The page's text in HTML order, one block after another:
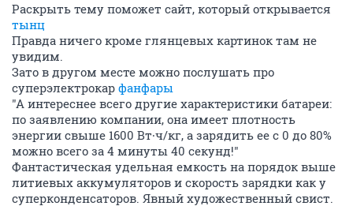
Раскрыть тему поможет сайт, который открывается
тынц
Правда ничего кроме глянцевых картинок там не
увидим.
Зато в другом месте можно послушать про
суперэлектрокар фанфары
"А интереснее всего другие характеристики батареи:
по заявлению компании, она имеет плотность
энергии свыше 1600 Вт∙ч/кг, а зарядить ее с 0 до 80%
можно всего за 4 минуты 40 секунд!"
Фантастическая удельная емкость на порядок выше
литиевых аккумуляторов и скорость зарядки как у
суперконденсаторов. Явный художественный свист.